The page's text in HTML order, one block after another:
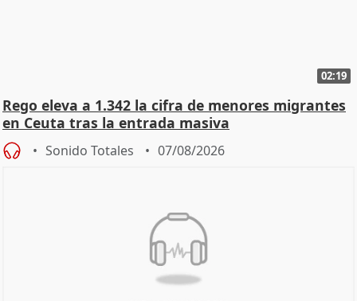
02:19
Rego eleva a 1.342 la cifra de menores migrantes
en Ceuta tras la entrada masiva
Sonido Totales 07/08/2026